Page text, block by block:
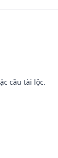
cầu tài lộc.